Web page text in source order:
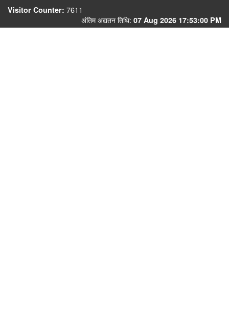
Visitor Counter: 7611
अंतिम अद्यतन तिथि: 07 Aug 2026 17:53:00 PM